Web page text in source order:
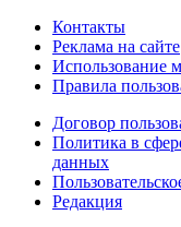
Контакты
Реклама на сайте
Использование
Правила
Договор
Политика в
данных
Редакция